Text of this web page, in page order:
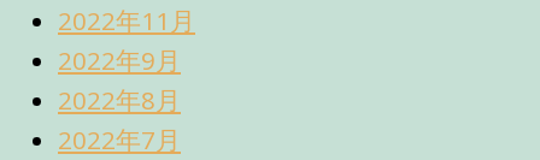
2022年11月
2022年9月
2022年8月
2022年7月